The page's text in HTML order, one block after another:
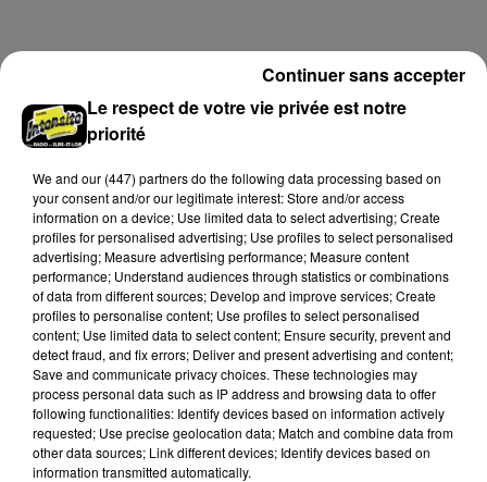
secteur de Fontaine-les-Côteaux, Montoire et Lunay.
Voir plus
Loir-et-Cher : un pyromane interpellé grâce
au sang-froid des...
Samedi 25 juillet, plus d'une dizaine de feux de
Le respect de votre vie privée est notre
priorité
We and our (447) partnersdo the following data processing based on
your consent and/or our legitimate interest: Store and/or access
information on a device; Use limited data to select advertising; Create
profiles for personalised advertising; Use profiles to select personalised
advertising; Measure advertising performance; Measure content
performance; Understand audiences through statistics or combinations
of data from different sources; Develop and improve services; Create
profiles to personalise content; Use profiles to select personalised
content; Use limited data to select content; Ensure security, prevent and
detect fraud, and fix errors; Deliver and present advertising and content;
Save and communicate privacy choices. These technologies may
process personal data such as IP address and browsing data to offer
following functionalities: Identify devices based on information actively
requested; Use precise geolocation data; Match and combine data from
other data sources; Link different devices; Identify devices based on
information transmitted automatically.
Continuer sans accepter